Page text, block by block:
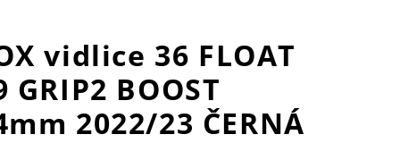
vidlice 36 FLOAT
GRIP2 BOOST
2022/23 ČERNÁ